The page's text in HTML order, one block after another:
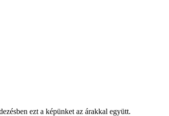
ezt a képünket az árakkal együtt.